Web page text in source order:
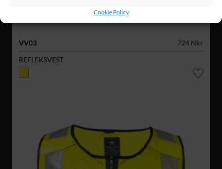
Cookie Policy
VV03
724 Nkr
REFLEKSVEST